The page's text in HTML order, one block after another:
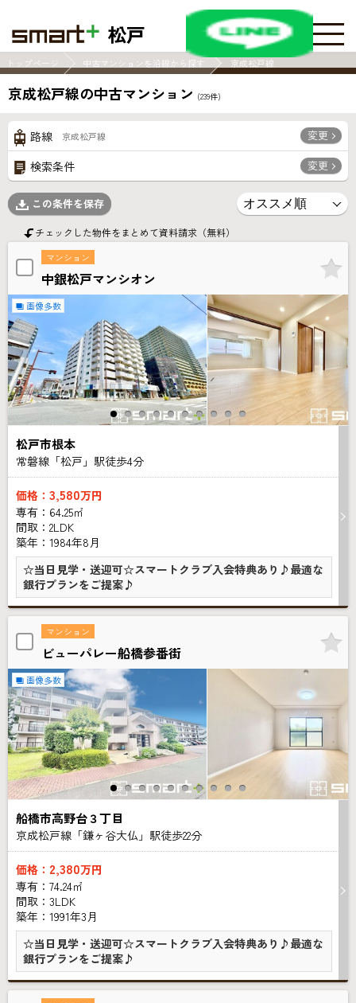
松戸
トップページ 中古マンションを沿線から探す 京成松戸線
京成松戸線の中古マンション (239件)
路線 京成松戸線 変更
検索条件 変更
この条件を保存
チェックした物件をまとめて資料請求（無料）
マンション
中銀松戸マンシオン
画像多数
松戸市根本
常磐線「松戸」駅徒歩4分
価格： 3,580万円
専有：64.25㎡
間取：2LDK
築年：1984年8月
☆当日見学・送迎可☆スマートクラブ入会特典あり♪最適な
銀行プランをご提案♪
マンション
ビューパレー船橋参番街
画像多数
船橋市高野台３丁目
京成松戸線「鎌ヶ谷大仏」駅徒歩22分
価格： 2,380万円
専有：74.24㎡
間取：3LDK
築年：1991年3月
☆当日見学・送迎可☆スマートクラブ入会特典あり♪最適な
銀行プランをご提案♪